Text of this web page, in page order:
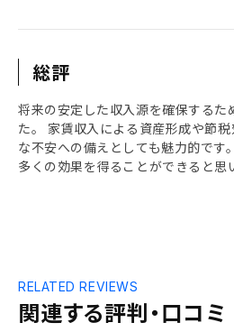
総評
将来の安定した収入源を確保するた
た。 家賃収入による資産形成や節
な不安への備えとしても魅力的です
多くの効果を得ることができると思
関連する評判・口コミ
RELATED REVIEWS